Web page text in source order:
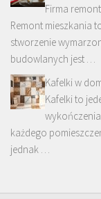
Firma
Remont mieszkania
stworzenie
budowlanych jest …
Kafelki w
Kafelki to
każdego
jednak …